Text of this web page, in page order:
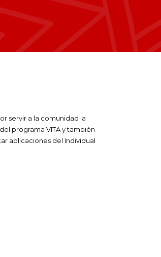
servir a la comunidad la
programa VITA y también
aplicaciones del Individual